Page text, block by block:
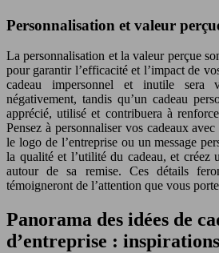
Personnalisation et valeur
La personnalisation et la valeur perçue
pour garantir l’efficacité et l’impact de
cadeau impersonnel et inutile sera
négativement, tandis qu’un cadeau
apprécié, utilisé et contribuera à
Pensez à personnaliser vos cadeaux
le logo de l’entreprise ou un message
la qualité et l’utilité du cadeau, et créez
autour de sa remise. Ces détails
témoigneront de l’attention que vous
Panorama des idées de
d’entreprise :